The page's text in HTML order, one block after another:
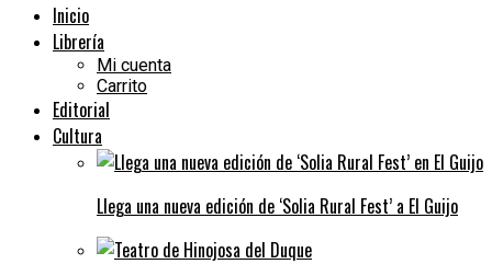
Inicio
Librería
Mi cuenta
Carrito
Editorial
Cultura
Llega una nueva edición de ‘Solia Rural Fest’ a El Guijo